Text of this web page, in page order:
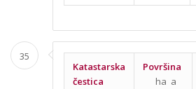
35
Katastarska
čestica
Površina
ha a